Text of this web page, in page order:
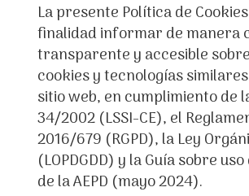
La presente Política de
finalidad informar de manera
transparente y accesible
cookies y tecnologías
sitio web, en cumplimiento de
34/2002 (LSSI-CE), el
2016/679 (RGPD), la Ley
(LOPDGDD) y la Guía sobre
de la AEPD (mayo 2024).